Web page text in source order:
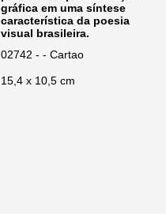
gráfica em uma síntese
característica da poesia
visual brasileira.
02742 - - Cartao
15,4 x 10,5 cm